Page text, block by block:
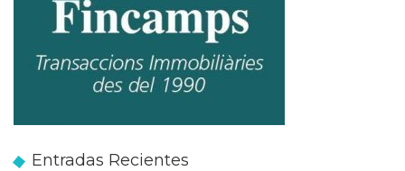
Entradas Recientes